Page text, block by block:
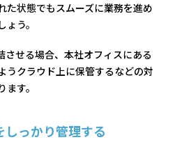
た状態でもスムーズに業務を進め
う。
させる場合、本社オフィスにある
うクラウド上に保管するなどの対
す。
っかり管理する